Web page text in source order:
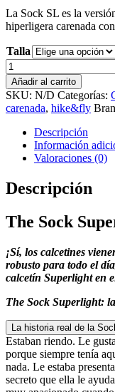
La Sock SL es la
hiperligera carenada
Talla
AirDesign
The
Sock
SL
cantidad
Añadir al carrito
SKU: N/D Categorías:
carenada, hike&fly
Descripción
Información
Valoraciones (0)
Descripción
The Sock
¡Sí, los calcetines
robusto para todo el
calcetín Superlight en
The Sock Superlight:
La historia real de la
Estaban riendo. Le
porque siempre tenía
nada. Le estaba
secreto que ella le